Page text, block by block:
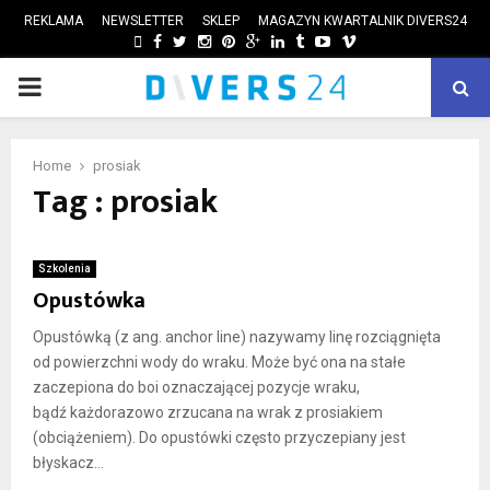
REKLAMA NEWSLETTER SKLEP MAGAZYN KWARTALNIK DIVERS24
FACEBOOK
TWITTER
INSTAGRAM
PINTEREST
GOOGLE
LINKEDIN
TUMBLRYOUTUBE
VIMEO
PRIMARY
Home prosiak
Tag : prosiak
Szkolenia
Opustówka
Opustówką (z ang. anchor line) nazywamy linę rozciągnięta
od powierzchni wody do wraku. Może być ona na stałe
zaczepiona do boi oznaczającej pozycje wraku,
bądź każdorazowo zrzucana na wrak z prosiakiem
(obciążeniem). Do opustówki często przyczepiany jest
błyskacz...